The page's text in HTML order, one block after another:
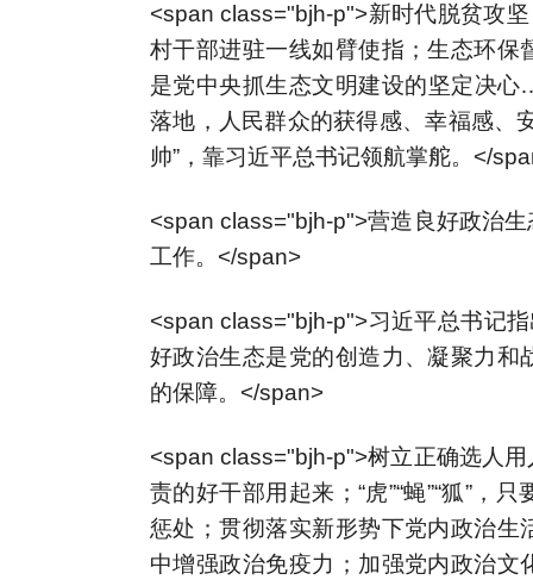
<span class="bjh-p">新时代脱贫攻
村干部进驻一线如臂使指；生态环
是党中央抓生态文明建设的坚定决
落地，人民群众的获得感、幸福感、
帅”，靠习近平总书记领航掌舵。</
<span class="bjh-p">营造良好政治
工作。</span>
<span class="bjh-p">习近平总书记
好政治生态是党的创造力、凝聚力
的保障。</span>
<span class="bjh-p">树立正确选人
责的好干部用起来；“虎”“蝇”“狐”，
惩处；贯彻落实新形势下党内政治
中增强政治免疫力；加强党内政治